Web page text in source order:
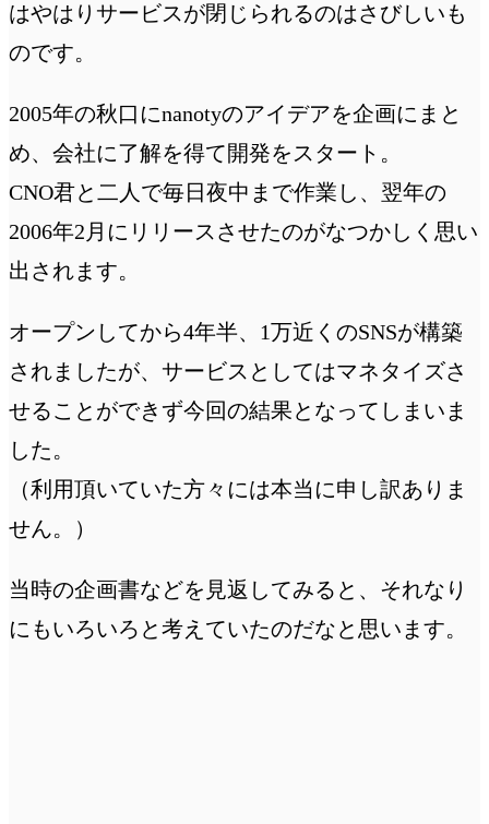
はやはりサービスが閉じられるのはさびしいも
のです。
2005年の秋口にnanotyのアイデアを企画にまと
め、会社に了解を得て開発をスタート。
CNO君と二人で毎日夜中まで作業し、翌年の
2006年2月にリリースさせたのがなつかしく思い
出されます。
オープンしてから4年半、1万近くのSNSが構築
されましたが、サービスとしてはマネタイズさ
せることができず今回の結果となってしまいま
した。
（利用頂いていた方々には本当に申し訳ありま
せん。）
当時の企画書などを見返してみると、それなり
にもいろいろと考えていたのだなと思います。